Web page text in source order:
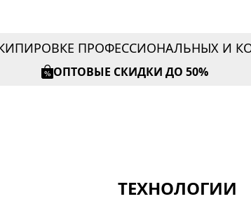
ПРОФЕССИОНАЛЬНЫХ И
ОПТОВЫЕ СКИДКИ ДО 50%
ТЕХНОЛОГИИ